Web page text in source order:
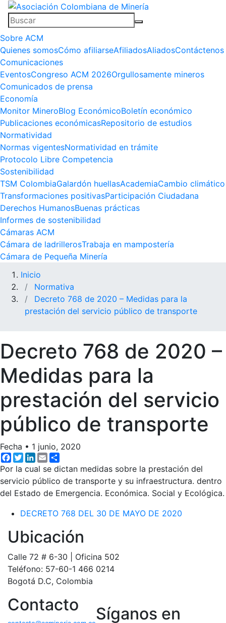
Sobre ACM
Quienes somosCómo afiliarseAfiliadosAliadosContáctenos
Comunicaciones
EventosCongreso ACM 2026Orgullosamente mineros
Comunicados de prensa
Economía
Monitor MineroBlog EconómicoBoletín económico
Publicaciones económicasRepositorio de estudios
Normatividad
Normas vigentesNormatividad en trámite
Protocolo Libre Competencia
Sostenibilidad
TSM ColombiaGalardón huellasAcademiaCambio climático
Transformaciones positivasParticipación Ciudadana
Derechos HumanosBuenas prácticas
Informes de sostenibilidad
Cámaras ACM
Cámara de ladrillerosTrabaja en mampostería
Cámara de Pequeña Minería
Inicio
Normativa
Decreto 768 de 2020 – Medidas para la
prestación del servicio público de transporte
Decreto 768 de 2020 –
Medidas para la
prestación del servicio
público de transporte
Fecha • 1 junio, 2020
Facebook
TwitterLinkedIn
Email
Por la cual se dictan medidas sobre la prestación del
servicio público de transporte y su infraestructura. dentro
del Estado de Emergencia. Económica. Social y Ecológica.
DECRETO 768 DEL 30 DE MAYO DE 2020
Ubicación
Calle 72 # 6-30 | Oficina 502
Teléfono: 57-60-1 466 0214
Bogotá D.C, Colombia
Contacto Síganos en